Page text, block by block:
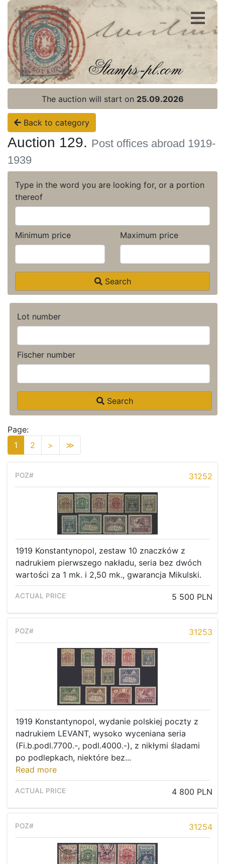
Register
Login
The auction will start on 25.09.2026
Back to category
Auction 129. Post offices abroad 1919-
1939
Type in the word you are looking for, or a portion
thereof
Minimum price Maximum price
Search
Lot number
Fischer number
Search
Page:
1
2 > ≫
31252
1919 Konstantynopol, zestaw 10 znaczków z
nadrukiem pierwszego nakładu, seria bez dwóch
wartości za 1 mk. i 2,50 mk., gwarancja Mikulski.
5 500 PLN
31253
1919 Konstantynopol, wydanie polskiej poczty z
nadrukiem LEVANT, wysoko wyceniana seria
(Fi.b.podl.7700.-, podl.4000.-), z nikłymi śladami
po podlepkach, niektóre bez...
Read more
4 800 PLN
31254